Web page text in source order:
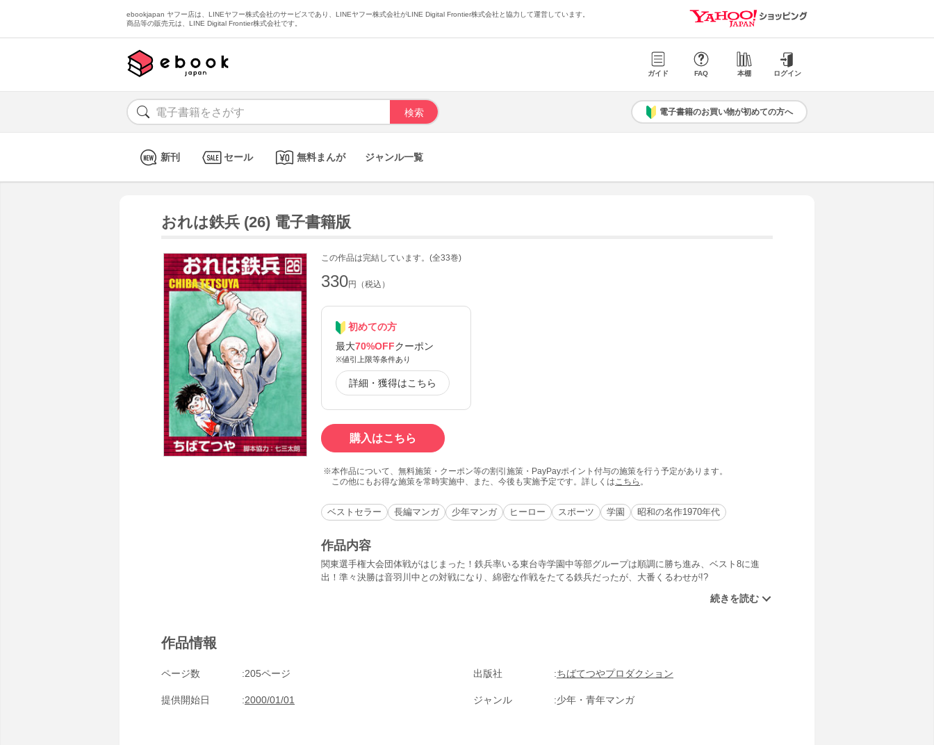
ebookjapan ヤフー店は、LINEヤフー株式会社のサービスであり、LINEヤフー株式会社がLINE Digital Frontier株式会社と協力して運営しています。
商品等の販売元は、LINE Digital Frontier株式会社です。
ガイド FAQ 本棚 ログイン
電子書籍のお買い物が初めての方へ
新刊 セール 無料まんが ジャンル一覧
おれは鉄兵 (26) 電子書籍版
この作品は完結しています。(全33巻)
330円（税込）
初めての方
最大70%OFFクーポン
※値引上限等条件あり
詳細・獲得はこちら
購入はこちら
本作品について、無料施策・クーポン等の割引施策・PayPayポイント付与の施策を行う予定があります。
この他にもお得な施策を常時実施中、また、今後も実施予定です。詳しくは こちら 。
ベストセラー 長編マンガ 少年マンガ ヒーロー スポーツ 学園 昭和の名作1970年代
作品内容
関東選手権大会団体戦がはじまった！鉄兵率いる東台寺学園中等部グループは順調に勝ち進み、ベスト8に進
出！準々決勝は音羽川中との対戦になり、綿密な作戦をたてる鉄兵だったが、大番くるわせが!?
作品情報
ページ数 205ページ 出版社 ちばてつやプロダクション
提供開始日 2000/01/01 ジャンル 少年・青年マンガ